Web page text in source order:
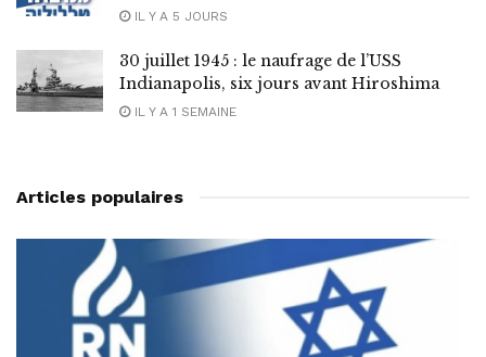
IL Y A 5 JOURS
30 juillet 1945 : le naufrage de l’USS
Indianapolis, six jours avant Hiroshima
IL Y A 1 SEMAINE
Articles populaires